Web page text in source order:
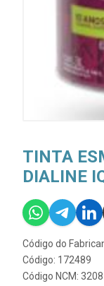
TINTA
DIALINE
Código do
Código: 172489
Código NCM: